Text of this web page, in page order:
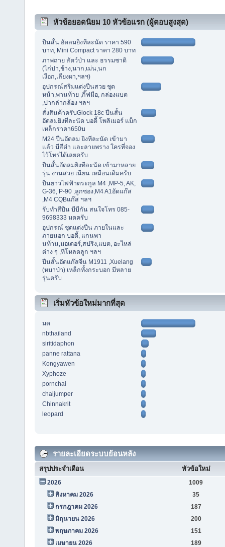
หัวข้อยอดนิยม 10 หัวข้อแรก (ผู้ตอบสูงสุด)
ปืนสั้น อัดลมยิงทีละนัด ราคา 590
บาท, Mini Compact ราคา 280 บาท
ภาพถ่าย สัตว์ป่า และ ธรรมชาติ
(ไก่ป่า,ช้าง,นาก,เม่น,นก
เงือก,เลียงผา,ฯลฯ)
อุปกรณ์สริมแต่งปืนสวย ชุด
หน้า,พานท้าย ,กิ๊ฟมือ, กล่องแบต
,ปากลำกล้อง ฯลฯ
สั่งสินค้าครับGlock 18c ปืนสั้น
อัดลมยิงทีละนัด บอดี้ โพลิเมอร์ แม็ก
เหล็กราคา650บ
M24 ปืนอัดลม ยิงทีละนัด เข้ามา
แล้ว มีสีดำ และลายพราง ใครที่จอง
ไว้โทรได้เลยครับ
ปืนสั้นอัดลมยิงทีละนัด เข้ามาหลาย
รุ่น งานสวย เนียน เหมือนเดิมครับ
ปืนยาวไฟฟ้าตระกูล M4 ,MP-5, AK,
G-36, P-90 ,ลูกซอง,M4 A1อัดแก๊ส
,M4 CQBแก๊ส ฯลฯ
รับทำสีปืน บีบีกัน สนใจโทร 085-
9698333 มดครับ
อุปกรณ์ ชุดแต่งปืน ภายในและ
ภายนอก บอดี้, แกนพา
นท้าน,มอเตอร์,สปริง,แบต, อะไหล่
ต่าง ๆ ,ที่โหลดลูก ฯลฯ
ปืนสั้นอัดแก๊สจีน M1911 ,Xuelang
(หมาป่า) เหล็กทั้งกระบอก มีหลาย
รุ่นครับ
เริ่มหัวข้อใหม่มากที่สุด
มด
nbthailand
siritidaphon
panne rattana
Kongyawen
Xyphoze
pornchai
chaijumper
Chinnakrit
leopard
รายละเอียดระบบย้อนหลัง
สรุปประจำเดือน หัวข้อใหม่
2026
1009
สิงหาคม 2026
35
กรกฎาคม 2026
187
มิถุนายน 2026
200
พฤษภาคม 2026
151
เมษายน 2026
189